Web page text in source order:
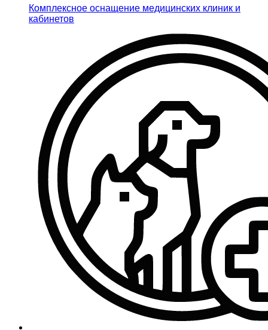
Комплексное оснащение медицинских клиник и
кабинетов